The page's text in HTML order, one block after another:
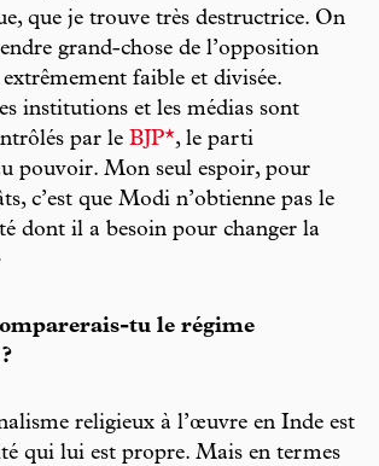
que je trouve très destructrice. On
grand-chose de l’opposition
faible et divisée.
institutions et les médias sont
par le BJP*, le parti
pouvoir. Mon seul espoir, pour
c’est que Modi n’obtienne pas le
dont il a besoin pour changer la
tu le régime
religieux à l’œuvre en Inde est
qui lui est propre. Mais en termes